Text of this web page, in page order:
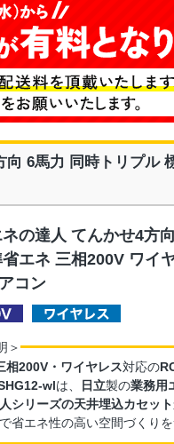
6馬力 同時トリプル
ネの達人 てんかせ4方
エネ 三相200V ワイ
コン
＞
相200V・ワイヤレス対応の
wlは、 日立製の業務用
シリーズの天井埋込カセッ
省エネ性の高い空間づくりを